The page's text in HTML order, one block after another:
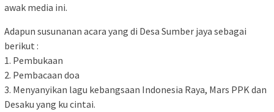
awak media ini.
Adapun susunanan acara yang di Desa Sumber jaya sebagai
berikut :
1. Pembukaan
2. Pembacaan doa
3. Menyanyikan lagu kebangsaan Indonesia Raya, Mars PPK dan
Desaku yang ku cintai.